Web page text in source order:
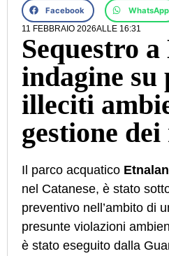
Facebook WhatsApp
11 FEBBRAIO 2026ALLE 16:31
Sequestro
indagine su
illeciti
gestione
Il parco acquatico
nel Catanese, è stato
preventivo nell’ambito di
presunte violazioni
è stato eseguito dalla